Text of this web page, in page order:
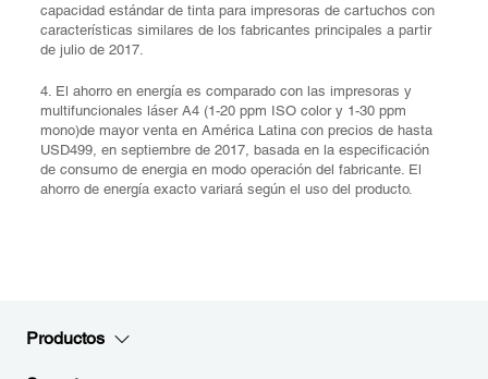
capacidad estándar de tinta para impresoras de cartuchos con
características similares de los fabricantes principales a partir
de julio de 2017.
4. El ahorro en energía es comparado con las impresoras y
multifuncionales láser A4 (1-20 ppm ISO color y 1-30 ppm
mono)de mayor venta en América Latina con precios de hasta
USD499, en septiembre de 2017, basada en la especificación
de consumo de energia en modo operación del fabricante. El
ahorro de energía exacto variará según el uso del producto.
Productos